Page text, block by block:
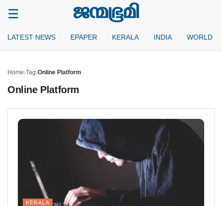
LATEST NEWS EPAPER KERALA INDIA WORLD
Home Tag Online Platform
Online Platform
KERALA